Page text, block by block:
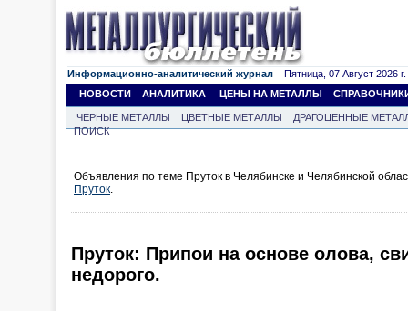
Информационно-аналитический журнал Пятница, 07 Август 2026 г.
НОВОСТИ
АНАЛИТИКА ЦЕНЫ НА МЕТАЛЛЫ
ЧЕРНЫЕ МЕТАЛЛЫ ЦВЕТНЫЕ МЕТАЛЛЫ
ДРАГОЦЕННЫЕ
ПОИСК
Объявления по теме Пруток в Челябинске и Челябинской
Пруток.
Пруток: Припои на основе олова,
недорого.